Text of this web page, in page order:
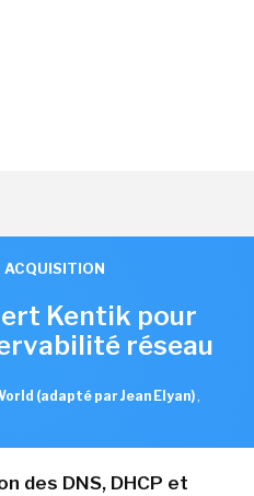
ACQUISITION
Kentik pour
réseau
(adapté par Jean Elyan) ,
des DNS, DHCP et